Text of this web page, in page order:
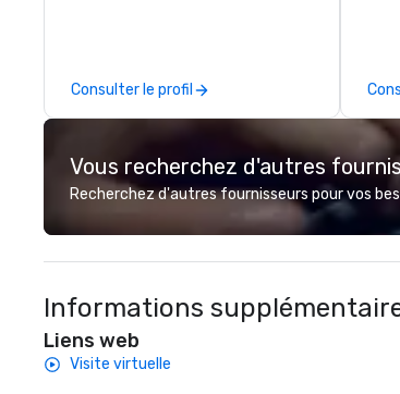
choose from, our 20+ years of
industry experience and
commitment to exceptional
customer service set us apart. We
deliver smart, reliable solutions
experience seamless from start
to finish. We are also a certified
Consulter le profil
Vous recherchez d'autres
Recherchez d'autres fournisseurs pour vos
Informations
Liens web
Visite virtuelle